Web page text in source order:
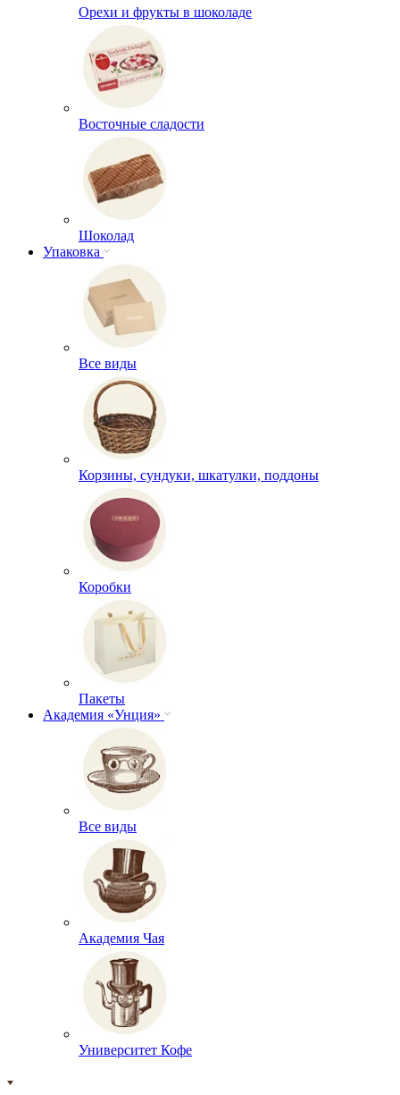
Орехи и фрукты в шоколаде
Восточные сладости
Шоколад
Упаковка
Все виды
Корзины, сундуки, шкатулки, поддоны
Коробки
Пакеты
Академия «Унция»
Все виды
Академия Чая
Университет Кофе